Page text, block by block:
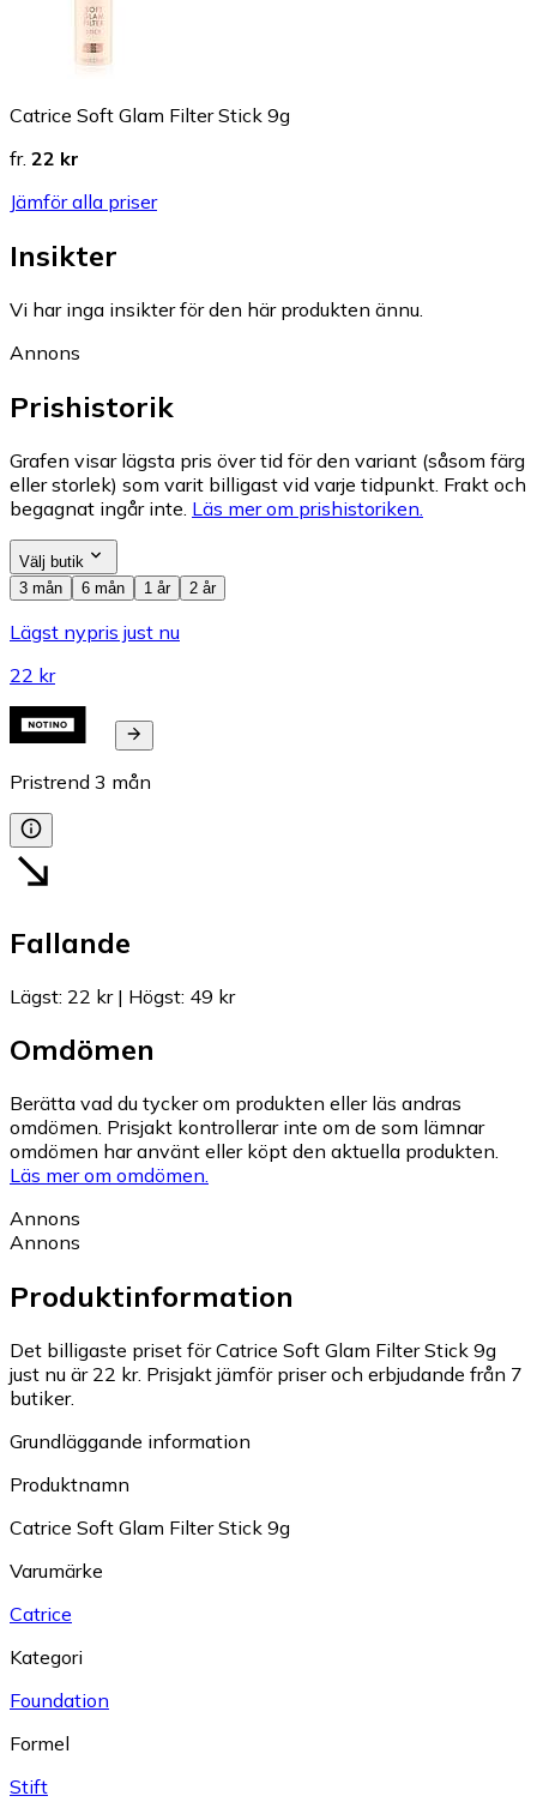
Catrice Soft Glam Filter Stick 9g
fr. 22 kr
Jämför alla priser
Insikter
Vi har inga insikter för den här produkten ännu.
Annons
Prishistorik
Grafen visar lägsta pris över tid för den variant (såsom färg
eller storlek) som varit billigast vid varje tidpunkt. Frakt och
begagnat ingår inte. Läs mer om prishistoriken.
Välj butik
3 mån
6 mån 1 år 2 år
Lägst nypris just nu
22 kr
Pristrend 3 mån
Fallande
Lägst: 22 kr| Högst: 49 kr
Omdömen
Berätta vad du tycker om produkten eller läs andras
omdömen. Prisjakt kontrollerar inte om de som lämnar
omdömen har använt eller köpt den aktuella produkten.
Läs mer om omdömen.
Annons
Annons
Produktinformation
Det billigaste priset för Catrice Soft Glam Filter Stick 9g
just nu är 22 kr. Prisjakt jämför priser och erbjudande från 7
butiker.
Grundläggande information
Produktnamn
Catrice Soft Glam Filter Stick 9g
Varumärke
Catrice
Kategori
Foundation
Formel
Stift